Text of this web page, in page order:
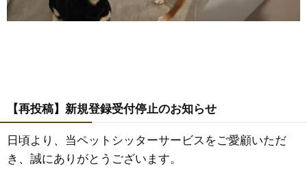
【再投稿】新規登録受付停止のお知らせ
日頃より、当ペットシッターサービスをご愛顧いただ
き、誠にありがとうございます。